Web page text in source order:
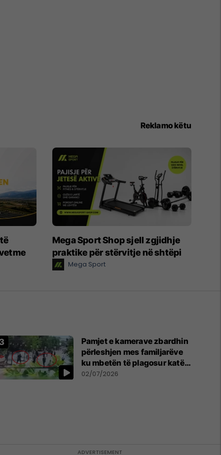
Reklamo këtu
Mega Sport Shop sjell zgjidhje
praktike për stërvitje në shtëpi
Mega Sport
Pamjet e kamerave zbardhin
përleshjen mes familjarëve
ku mbetën të plagosur katër
persona
02/07/2026